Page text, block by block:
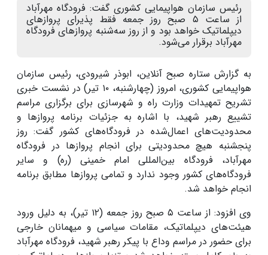
رئیس سازمان هواپیمایی کشوری گفت: فرودگاه مهرآباد
از ساعت ۵ صبح روز جمعه فقط پذیرای پروازهای
دیپلماتیک خواهد بود و از روز سه‌شنبه پروازهای فرودگاه
مهرآباد برقرار می‌شود.
به گزارش ستاره صبح آنلاین، ابوذر شیرودی، رئیس سازمان
هواپیمایی کشوری، امروز (چهارشنبه، ۱۰ تیر) در نشست خبری
تشریح تمهیدات وزارت راه و شهرسازی برای برگزاری مراسم
تشییع رهبر شهید، با اشاره به جزئیات برنامه پروازها و
محدودیت‌های اعمال‌شده در فرودگاه‌های کشور گفت: روز
پنجشنبه هیچ محدودیتی برای انجام پروازها در فرودگاه
مهرآباد، فرودگاه بین‌المللی امام خمینی (ره) و سایر
فرودگاه‌های کشور وجود ندارد و تمامی پروازها مطابق برنامه
انجام خواهد شد.
وی افزود: از ساعت ۵ صبح روز جمعه (۱۲ تیر)، به دلیل ورود
هیئت‌های دیپلماتیک، مقامات سیاسی و میهمانان خارجی
برای حضور در مراسم وداع با پیکر رهبر شهید، فرودگاه مهرآباد